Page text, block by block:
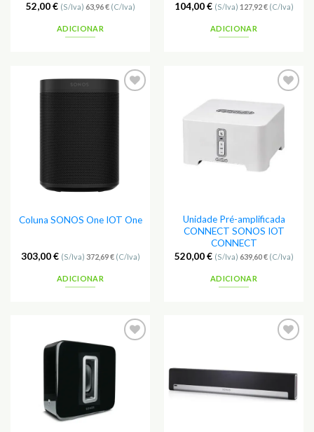
52,00€ (S/Iva) 63,96€(C/Iva)
ADICIONAR
104,00€ (S/Iva) 127,92€(C/Iva)
ADICIONAR
Coluna SONOS One IOT One
303,00€ (S/Iva) 372,69€(C/Iva)
ADICIONAR
Unidade Pré-amplificada
CONNECT SONOS IOT
CONNECT
520,00€ (S/Iva) 639,60€(C/Iva)
ADICIONAR